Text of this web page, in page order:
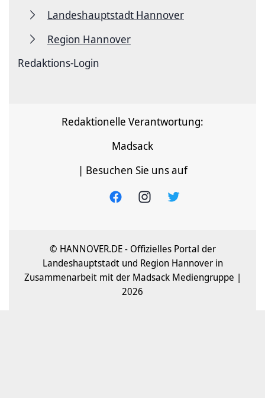
Landeshauptstadt Hannover
Region Hannover
Redaktions-Login
Redaktionelle Verantwortung:
Madsack
| Besuchen Sie uns auf
© HANNOVER.DE - Offizielles Portal der
Landeshauptstadt und Region Hannover in
Zusammenarbeit mit der Madsack Mediengruppe |
2026